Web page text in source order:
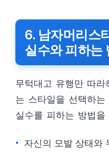
6. 남자머리스
실수와 피하는
무턱대고 유행만 따
는 스타일을 선택하
실수를 피하는 방법을
자신의 모발 상태와